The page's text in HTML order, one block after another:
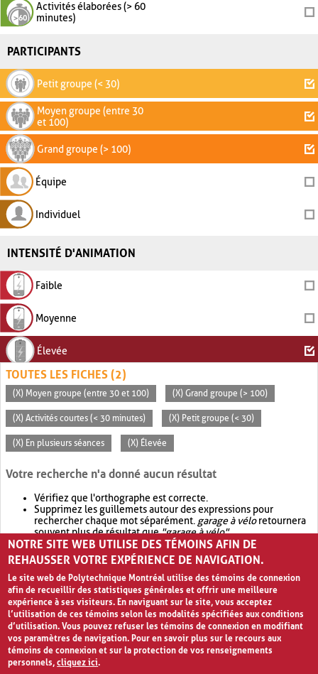
Activités élaborées (> 60
minutes)
PARTICIPANTS
Petit groupe (< 30)
Moyen groupe (entre 30
et 100)
Grand groupe (> 100)
Équipe
Individuel
INTENSITÉ D'ANIMATION
Faible
Moyenne
Élevée
TOUTES LES FICHES (2)
(X) Moyen groupe (entre 30 et 100) (X) Grand groupe (> 100)
(X) Activités courtes (< 30 minutes) (X) Petit groupe (< 30)
(X) En plusieurs séances (X) Élevée
Votre recherche n'a donné aucun résultat
Vérifiez que l'orthographe est correcte.
Supprimez les guillemets autour des expressions pour
rechercher chaque mot séparément. garage à véloretournera
souvent plus de résultat que"garage à vélo".
Envisagez d'élargir votre recherche avec OR.garage OR vélo
retournera souvent plus de résultat quegarage à vélo
NOTRE SITE WEB UTILISE DES TÉMOINS AFIN DE
REHAUSSER VOTRE EXPÉRIENCE DE NAVIGATION.
Le site web de Polytechnique Montréal utilise des témoins de connexion
afin de recueillir des statistiques générales et offrir une meilleure
expérience à ses visiteurs. En naviguant sur le site, vous acceptez
l’utilisation de ces témoins selon les modalités spécifiées aux conditions
d’utilisation. Vous pouvez refuser les témoins de connexion en modifiant
vos paramètres de navigation. Pour en savoir plus sur le recours aux
témoins de connexion et sur la protection de vos renseignements
personnels,cliquez ici.